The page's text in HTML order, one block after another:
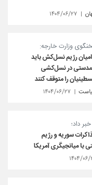
۱۴۰۴/۰۶/۲۷
وزارت خارجه:
رژیم نسل‌کش باید
در نسل‌کشی
را متوقف کنند
۱۴۰۴/۰۶/۲۷
داد؛
سوریه و رژیم
با میانجیگری آمریکا
۰۶/۲۶